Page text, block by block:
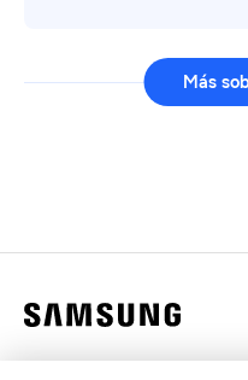
Más